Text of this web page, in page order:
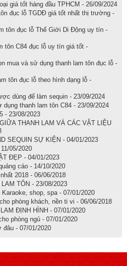
giá tốt hàng đầu TPHCM - 26/09/2024
đục lỗ TGDĐ giá tốt nhất thị trường -
tôn đục lỗ Thế Giới Di Động uy tín -
tôn C84 đục lỗ uy tín giá tốt -
mua và sử dụng thanh lam tôn đục lỗ -
tôn đục lỗ theo hình dạng lỗ -
dùng để làm sequin - 23/09/2024
dụng thanh lam tôn C84 - 23/09/2024
- 23/08/2023
THANH LAM VÀ CÁC VẬT LIỆU
SEQUIN SỰ KIỆN - 04/01/2023
05/2020
ĐẸP - 04/01/2023
cáo - 14/10/2020
2018 - 06/06/2018
TÔN - 23/08/2023
shop, spa - 07/01/2020
phòng khách, nền ti vi - 06/06/2018
ĐỊNH HÌNH - 07/01/2020
phòng ngủ - 07/01/2020
đâu - 07/01/2020